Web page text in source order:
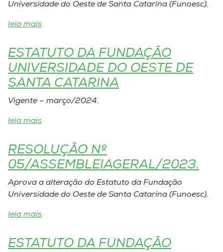
CPA
Biblioteca
Editora
Rádio
Museu
Store
o idioma
Universidade do Oeste de Santa Catarina (Funoesc).
leia mais
ESTATUTO DA FUNDAÇÃO
UNIVERSIDADE DO OESTE DE
SANTA CATARINA
Vigente – março/2024.
leia mais
RESOLUÇÃO Nº
05/ASSEMBLEIAGERAL/2023.
Aprova a alteração do Estatuto da Fundação
Universidade do Oeste de Santa Catarina (Funoesc).
leia mais
ESTATUTO DA FUNDAÇÃO